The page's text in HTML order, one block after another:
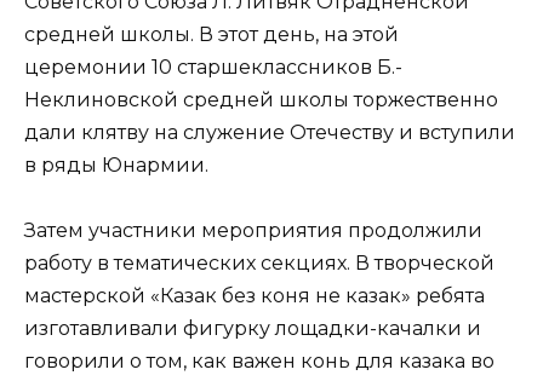
средней школы. В этот день, на этой
церемонии 10 старшеклассников Б.-
Неклиновской средней школы торжественно
дали клятву на служение Отечеству и вступили
в ряды Юнармии.
Затем участники мероприятия продолжили
работу в тематических секциях. В творческой
мастерской «Казак без коня не казак» ребята
изготавливали фигурку лощадки-качалки и
говорили о том, как важен конь для казака во